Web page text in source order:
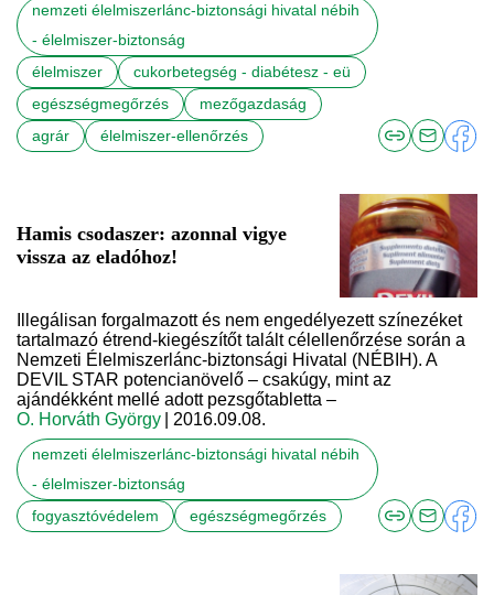
nemzeti élelmiszerlánc-biztonsági hivatal nébih
- élelmiszer-biztonság
élelmiszer
cukorbetegség - diabétesz - eü
egészségmegőrzés
mezőgazdaság
agrár
élelmiszer-ellenőrzés
Hamis csodaszer: azonnal vigye
vissza az eladóhoz!
Illegálisan forgalmazott és nem engedélyezett színezéket
tartalmazó étrend-kiegészítőt talált célellenőrzése során a
Nemzeti Élelmiszerlánc-biztonsági Hivatal (NÉBIH). A
DEVIL STAR potencianövelő – csakúgy, mint az
ajándékként mellé adott pezsgőtabletta –
O. Horváth György
| 2016.09.08.
nemzeti élelmiszerlánc-biztonsági hivatal nébih
- élelmiszer-biztonság
fogyasztóvédelem
egészségmegőrzés